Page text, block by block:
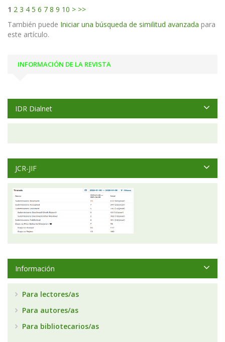
1 2 3 4 5 6 7 8 9 10 > >>
También puede Iniciar una búsqueda de similitud avanzada para
este artículo.
INFORMACIÓN DE LA REVISTA
IDR Dialnet
JCR-JIF
Información
Para lectores/as
Para autores/as
Para bibliotecarios/as